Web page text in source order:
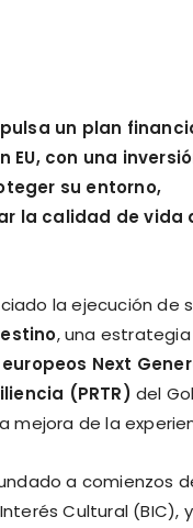
un plan
EU, con una
su entorno,
la calidad de vida
la ejecución de
, una estrategia
Next
(PRTR) del
mejora de la
a comienzos
Cultural